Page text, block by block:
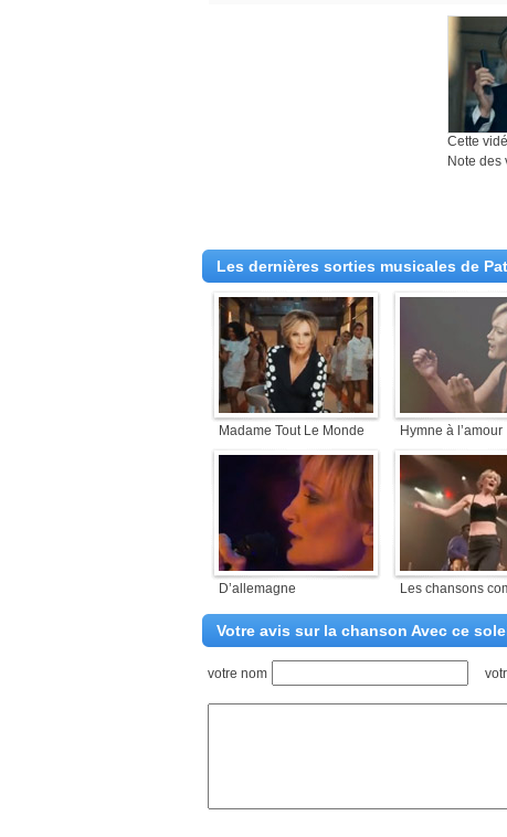
Cette
Note des
Les dernières sorties musicales de
Madame Tout Le Monde Hymne à l’amour
D’allemagne Les chansons
Votre avis sur la chanson Avec ce
votre nom